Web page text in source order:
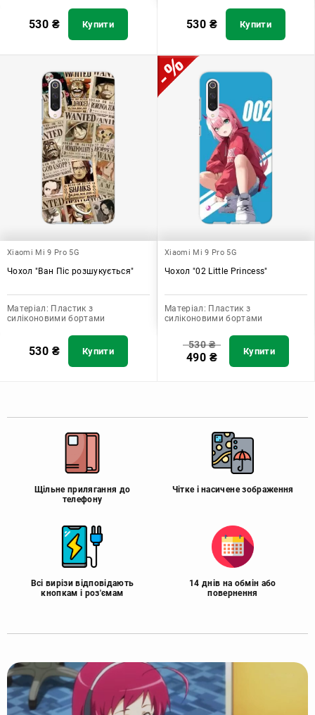
530 ₴ Купити 530 ₴ Купити
Xiaomi Mi 9 Pro 5G
Чохол "Ван Піс розшукується"
Матеріал: Пластик з
силіконовими бортами
530 ₴ Купити
Xiaomi Mi 9 Pro 5G
Чохол "02 Little Princess"
Матеріал: Пластик з
силіконовими бортами
530₴
490 ₴ Купити
Щільне прилягання до
телефону
Чітке і насичене зображення
Всі вирізи відповідають
кнопкам і роз'ємам
14 днів на обмін або
повернення